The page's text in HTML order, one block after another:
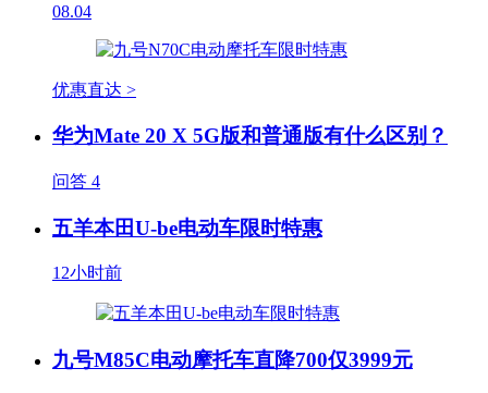
08.04
优惠直达 >
华为Mate 20 X 5G版和普通版有什么区别？
问答 4
五羊本田U-be电动车限时特惠
12小时前
九号M85C电动摩托车直降700仅3999元